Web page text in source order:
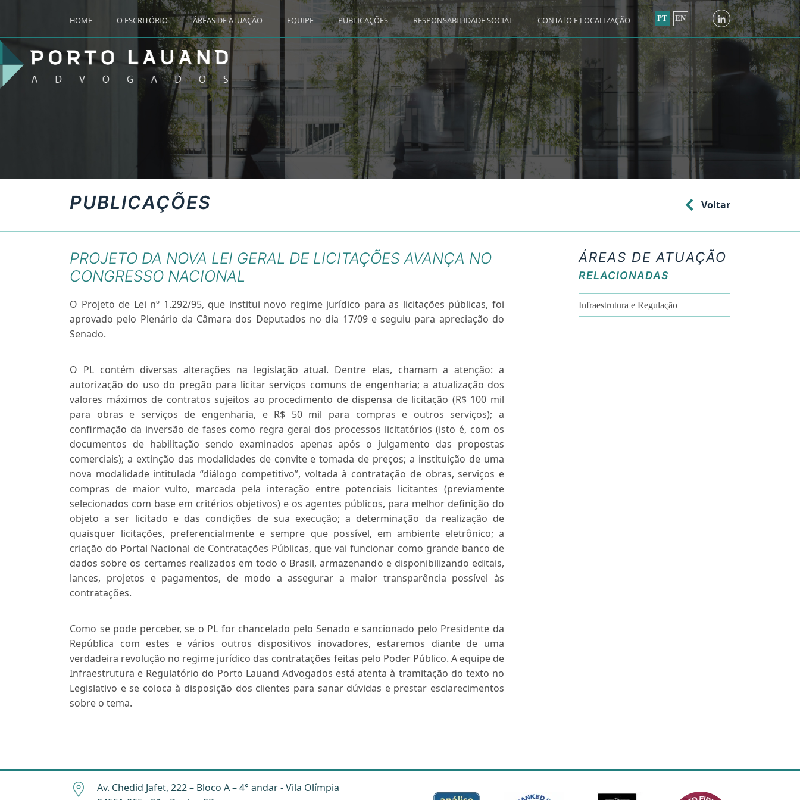
HOME O ESCRITÓRIO ÁREAS DE ATUAÇÃO EQUIPE PUBLICAÇÕES RESPONSABILIDADE SOCIAL CONTATO E LOCALIZAÇÃO PT EN
PUBLICAÇÕES Voltar
PROJETO DA NOVA LEI GERAL DE LICITAÇÕES AVANÇA NO
CONGRESSO NACIONAL
O Projeto de Lei nº 1.292/95, que institui novo regime jurídico para as licitações públicas, foi
aprovado pelo Plenário da Câmara dos Deputados no dia 17/09 e seguiu para apreciação do
Senado.
O PL contém diversas alterações na legislação atual. Dentre elas, chamam a atenção: a
autorização do uso do pregão para licitar serviços comuns de engenharia; a atualização dos
valores máximos de contratos sujeitos ao procedimento de dispensa de licitação (R$ 100 mil
para obras e serviços de engenharia, e R$ 50 mil para compras e outros serviços); a
confirmação da inversão de fases como regra geral dos processos licitatórios (isto é, com os
documentos de habilitação sendo examinados apenas após o julgamento das propostas
comerciais); a extinção das modalidades de convite e tomada de preços; a instituição de uma
nova modalidade intitulada “diálogo competitivo”, voltada à contratação de obras, serviços e
compras de maior vulto, marcada pela interação entre potenciais licitantes (previamente
selecionados com base em critérios objetivos) e os agentes públicos, para melhor definição do
objeto a ser licitado e das condições de sua execução; a determinação da realização de
quaisquer licitações, preferencialmente e sempre que possível, em ambiente eletrônico; a
criação do Portal Nacional de Contratações Públicas, que vai funcionar como grande banco de
dados sobre os certames realizados em todo o Brasil, armazenando e disponibilizando editais,
lances, projetos e pagamentos, de modo a assegurar a maior transparência possível às
contratações.
Como se pode perceber, se o PL for chancelado pelo Senado e sancionado pelo Presidente da
República com estes e vários outros dispositivos inovadores, estaremos diante de uma
verdadeira revolução no regime jurídico das contratações feitas pelo Poder Público. A equipe de
Infraestrutura e Regulatório do Porto Lauand Advogados está atenta à tramitação do texto no
Legislativo e se coloca à disposição dos clientes para sanar dúvidas e prestar esclarecimentos
sobre o tema.
ÁREAS DE ATUAÇÃO
RELACIONADAS
Infraestrutura e Regulação
Av. Chedid Jafet, 222 – Bloco A – 4° andar - Vila Olímpia